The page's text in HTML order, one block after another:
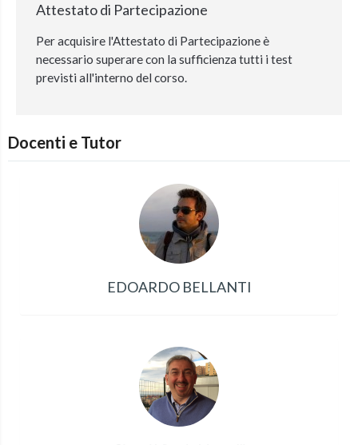
Attestato di Partecipazione
Per acquisire l'Attestato di Partecipazione è
necessario superare con la sufficienza tutti i test
previsti all'interno del corso.
Docenti e Tutor
EDOARDO BELLANTI